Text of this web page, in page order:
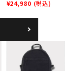
Denim Classic
シックロゴ 6パネルキ
ャップ ブラック
¥24,980 (税込)